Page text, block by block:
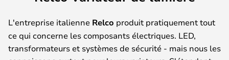
L'entreprise italienne Relco produit pratiquement tout
ce qui concerne les composants électriques. LED,
transformateurs et systèmes de sécurité - mais nous les